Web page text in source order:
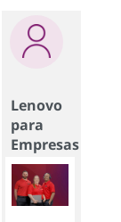
Lenovo
para
Empresas